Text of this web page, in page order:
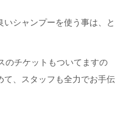
シャンプーを使う事は、と
のチケットもついてますの
て、スタッフも全力でお手伝